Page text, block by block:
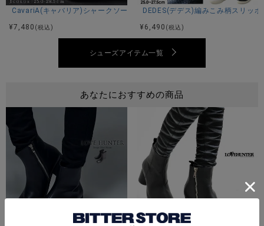
CavariA(キャバリア)シャークソールブラックコンビネーションモカシン
¥7,480 (税込)
DEDES(デデス)編みこみ柄スリッ
¥ 6,490 (税込)
シューズアイテム一覧
あなたにおすすめの商品